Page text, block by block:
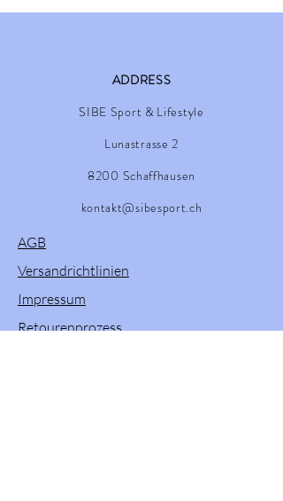
ADDRESS
SIBE Sport & Lifestyle
Lunastrasse 2
8200 Schaffhausen
kontakt@sibesport.ch
AGB
Versandrichtlinien
Impressum
Retourenprozess